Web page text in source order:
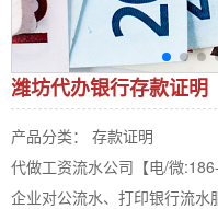
潍坊代办银行存款证明
产品分类： 存款证明
代做工资流水公司【电/微
企业对公流水、打印银行流